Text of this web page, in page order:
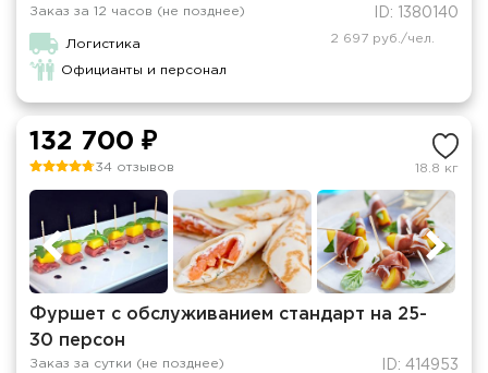
Заказ за 12 часов (не позднее) ID: 1380140
Логистика
Официанты и персонал
2 697 руб./чел.
132 700 ₽
34 отзывов 18.8 кг
Фуршет с обслуживанием стандарт на 25-
30 персон
Заказ за сутки (не позднее) ID: 414953